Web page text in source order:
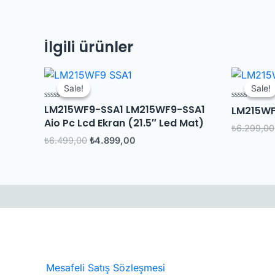
İlgili ürünler
Sale!
Sale!
5
üzerinden
0
aldı
LM215WF9-SSA1 LM215WF9-SSA1
Aio Pc Lcd Ekran (21.5″ Led Mat)
₺6.499,00
Orijinal
₺6.499,00.
₺4.899,00
₺4.899,00.
Sale!
Sale!
5
üzerinden
oy
₺6.299,00
Mesafeli Satış Sözleşmesi